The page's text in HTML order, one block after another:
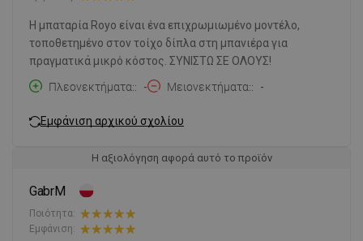
Η μπαταρία Royo είναι ένα επιχρωμιωμένο μοντέλο,
τοποθετημένο στον τοίχο δίπλα στη μπανιέρα για
πραγματικά μικρό κόστος. ΣΥΝΙΣΤΩ ΣΕ ΟΛΟΥΣ!
Πλεονεκτήματα:
- Μειονεκτήματα: -
Εμφάνιση αρχικού σχολίου
Η αξιολόγηση αφορά αυτό το προϊόν
GabrM
Ποιότητα:
Εμφάνιση: